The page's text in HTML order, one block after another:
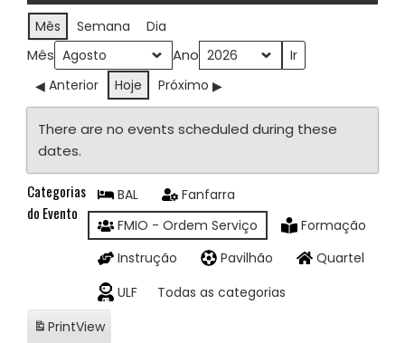
Mês Semana Dia
Mês Ano
Anterior Hoje Próximo
There are no events scheduled during these
dates.
Categorias
do Evento
BAL
Fanfarra
FMIO - Ordem Serviço
Formação
Instrução
Pavilhão
Quartel
ULF
Todas as categorias
PrintView